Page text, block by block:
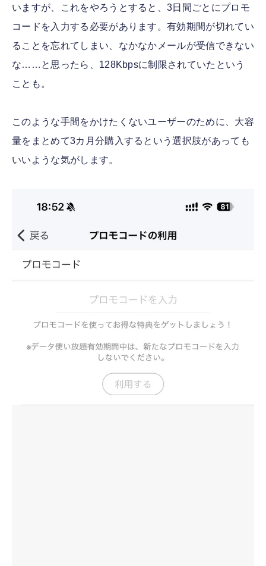
いますが、これをやろうとすると、3日間ごとにプロモ
コードを入力する必要があります。有効期間が切れてい
ることを忘れてしまい、なかなかメールが受信できない
な……と思ったら、128Kbpsに制限されていたという
ことも。
このような手間をかけたくないユーザーのために、大容
量をまとめて3カ月分購入するという選択肢があっても
いいような気がします。